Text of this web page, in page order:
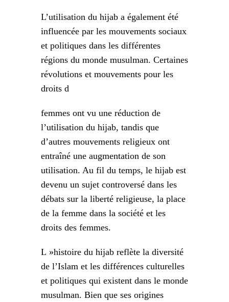
L’utilisation du hijab a également été
influencée par les mouvements sociaux
et politiques dans les différentes
régions du monde musulman. Certaines
révolutions et mouvements pour les
droits d
femmes ont vu une réduction de
l’utilisation du hijab, tandis que
d’autres mouvements religieux ont
entraîné une augmentation de son
utilisation. Au fil du temps, le hijab est
devenu un sujet controversé dans les
débats sur la liberté religieuse, la place
de la femme dans la société et les
droits des femmes.
L »histoire du hijab reflète la diversité
de l’Islam et les différences culturelles
et politiques qui existent dans le monde
musulman. Bien que ses origines